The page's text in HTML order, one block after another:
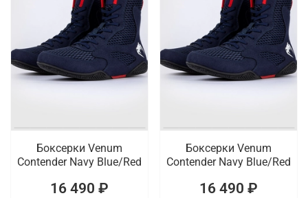
Боксерки Venum
Contender Navy Blue/Red
16 490 ₽
Боксерки Venum
Contender Navy Blue/Red
16 490 ₽